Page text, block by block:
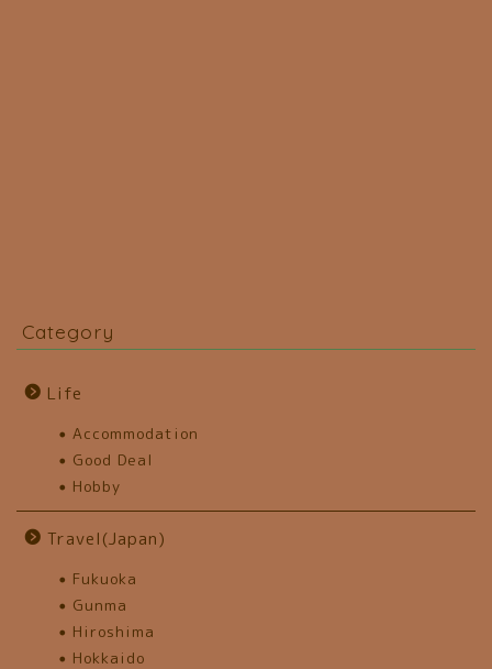
Category
Life
Accommodation
Good Deal
Hobby
Travel(Japan)
Fukuoka
Gunma
Hiroshima
Hokkaido